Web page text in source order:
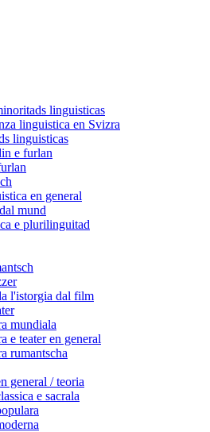
linguisticas
linguistica en Svizra
linguisticas
e furlan
en general
mund
e plurilinguitad
l'istorgia dal film
mundiala
e teater en general
rumantscha
general / teoria
e sacrala